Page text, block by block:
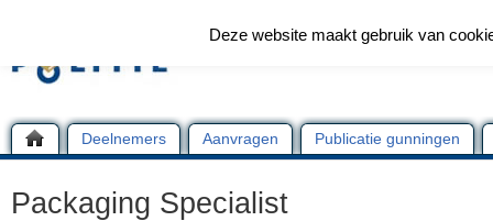
Deelnemers Aanvragen Publicatie gunningen
Packaging Specialist
Deze website maakt gebruik van